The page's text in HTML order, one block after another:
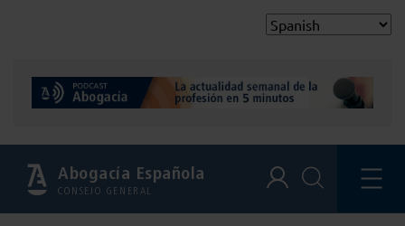
Abogacía Española
CONSEJO GENERAL